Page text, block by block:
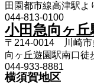
田園都市線高津駅
044-813-0100
小田急向ヶ丘
〒214-0014 川崎市
向ヶ丘遊園駅南口徒
044-933-8881
横須賀地区